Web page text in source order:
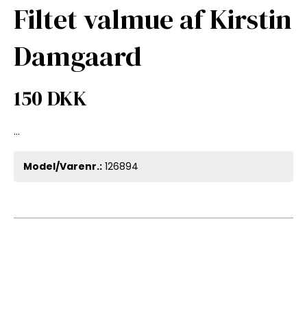
Filtet valmue af Kirstin
Damgaard
150 DKK
...
Model/Varenr.: 126894